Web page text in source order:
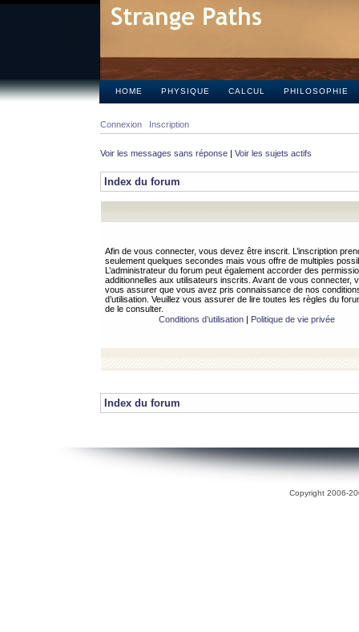
HOME PHYSIQUE CALCUL PHILOSOPHIE
Connexion Inscription
Voir les messages sans réponse | Voir les sujets actifs
Index du forum
Afin de vous connecter, vous devez être inscrit. L’inscription
seulement quelques secondes mais vous offre de multiples
L’administrateur du forum peut également accorder des
additionnelles aux utilisateurs inscrits. Avant de vous connecter,
vous assurer que vous avez pris connaissance de nos
d’utilisation. Veuillez vous assurer de lire toutes les règles du
de le consulter.
Conditions d’utilisation| Politique de vie privée
Index du forum
Copyright 2006-